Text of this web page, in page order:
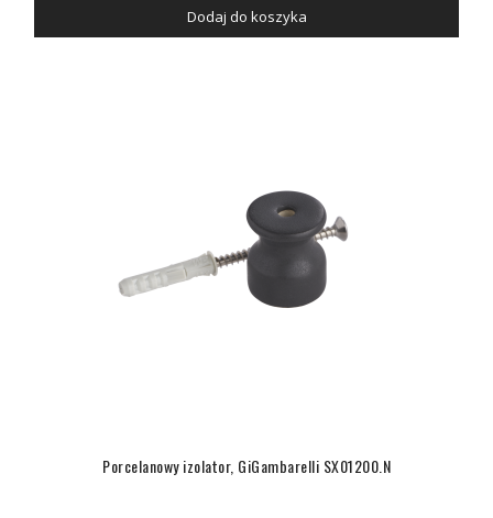
Dodaj do koszyka
Porcelanowy izolator, GiGambarelli SX01200.N